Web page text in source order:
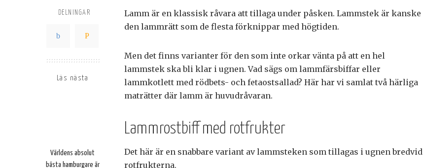
DELNINGAR
Läs nästa
Världens absolut
bästa hamburgare är
Lamm är en klassisk råvara att tillaga under påsken. Lammstek är kanske
den lammrätt som de flesta förknippar med högtiden.
Men det finns varianter för den som inte orkar vänta på att en hel
lammstek ska bli klar i ugnen. Vad sägs om lammfärsbiffar eller
lammkotlett med rödbets- och fetaostsallad? Här har vi samlat två härliga
maträtter där lamm är huvudråvaran.
Lammrostbiff med rotfrukter
Det här är en snabbare variant av lammsteken som tillagas i ugnen bredvid
rotfrukterna.